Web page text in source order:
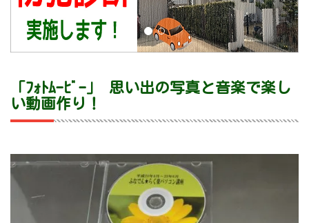
「ﾌｫﾄﾑｰﾋﾞｰ」 思い出の写真と音楽で楽し
い動画作り！